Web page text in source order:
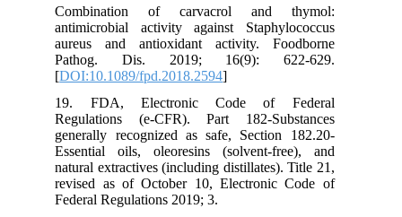
Combination of carvacrol and thymol:
antimicrobial activity against Staphylococcus
aureus and antioxidant activity. Foodborne
Pathog. Dis. 2019; 16(9): 622-629.
[DOI:10.1089/fpd.2018.2594
19. FDA, Electronic Code of Federal
Regulations (e-CFR). Part 182-Substances
generally recognized as safe, Section 182.20-
Essential oils, oleoresins (solvent-free), and
natural extractives (including distillates). Title 21,
revised as of October 10, Electronic Code of
Federal Regulations 2019; 3.